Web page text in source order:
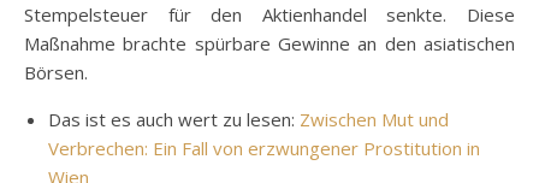
Stempelsteuer für den Aktienhandel senkte. Diese
Maßnahme brachte spürbare Gewinne an den asiatischen
Börsen.
Das ist es auch wert zu lesen: Zwischen Mut und
Verbrechen: Ein Fall von erzwungener Prostitution in
Wien